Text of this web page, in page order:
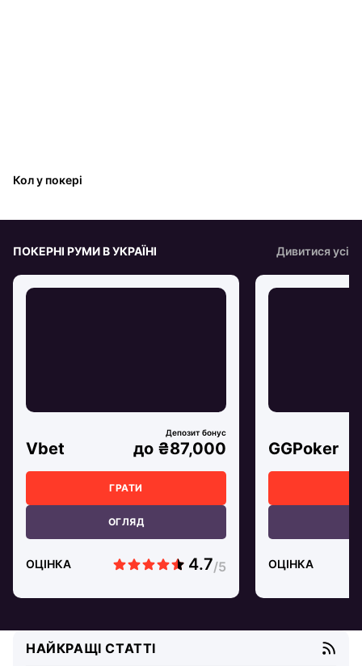
Кол у покері
ПОКЕРНІ РУМИ В УКРАЇНІ Дивитися усі
Vbet до ₴87,000
ГРАТИ
ОГЛЯД
ОЦІНКА
GGPoker
ОЦІНКА
НАЙКРАЩІ СТАТТІ